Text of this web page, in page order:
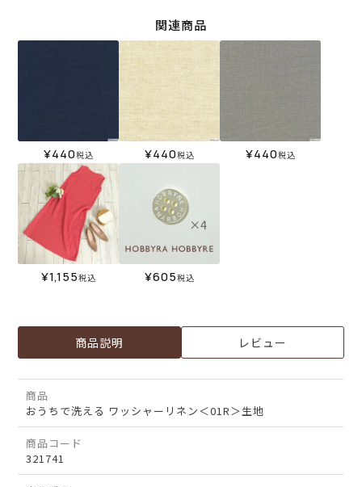
関連商品
¥440税込 ¥440税込 ¥440税込
¥1,155税込 ¥605税込
商品説明 レビュー
商品
おうちで洗える ワッシャーリネン＜01R＞生地
商品コード
321741